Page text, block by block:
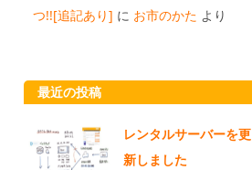
つ!![追記あり] に お市のかた より
最近の投稿
レンタルサーバーを更
新しました